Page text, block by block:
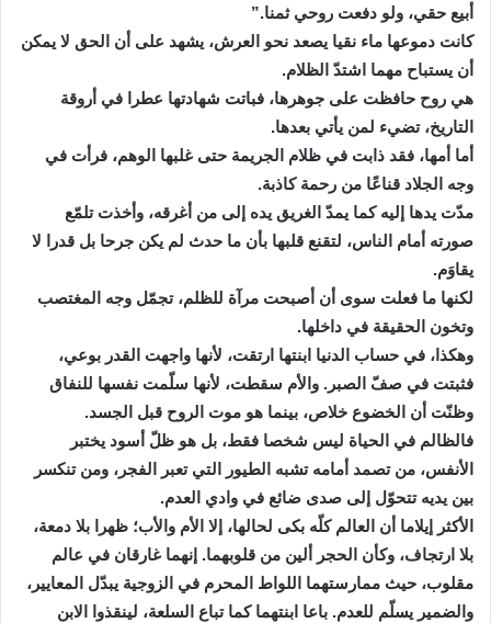
أبيع حقي، ولو دفعت روحي ثمنا.”
كانت دموعها ماء نقيا يصعد نحو العرش، يشهد على أن الحق لا يمكن
أن يستباح مهما اشتدّ الظلام.
هي روح حافظت على جوهرها، فباتت شهادتها عطرا في أروقة
التاريخ، تضيء لمن يأتي بعدها.
أما أمها، فقد ذابت في ظلام الجريمة حتى غلبها الوهم، فرأت في
وجه الجلاد قناعًا من رحمة كاذبة.
مدّت يدها إليه كما يمدّ الغريق يده إلى من أغرقه، وأخذت تلمّع
صورته أمام الناس، لتقنع قلبها بأن ما حدث لم يكن جرحا بل قدرا لا
يقاوَم.
لكنها ما فعلت سوى أن أصبحت مرآة للظلم، تجمّل وجه المغتصب
وتخون الحقيقة في داخلها.
وهكذا، في حساب الدنيا ابنتها ارتقت، لأنها واجهت القدر بوعي،
فثبتت في صفّ الصبر. والأم سقطت، لأنها سلّمت نفسها للنفاق
وظنّت أن الخضوع خلاص، بينما هو موت الروح قبل الجسد.
فالظالم في الحياة ليس شخصا فقط، بل هو ظلّ أسود يختبر
الأنفس، من تصمد أمامه تشبه الطيور التي تعبر الفجر، ومن تنكسر
بين يديه تتحوّل إلى صدى ضائع في وادي العدم.
الأكثر إيلاما أن العالم كلّه بكى لحالها، إلا الأم والأب؛ ظهرا بلا دمعة،
بلا ارتجاف، وكأن الحجر ألين من قلوبهما. إنهما غارقان في عالم
مقلوب، حيث ممارستهما اللواط المحرم في الزوجية يبدّل المعايير،
والضمير يسلّم للعدم. باعا ابنتهما كما تباع السلعة، لينقذوا الابن